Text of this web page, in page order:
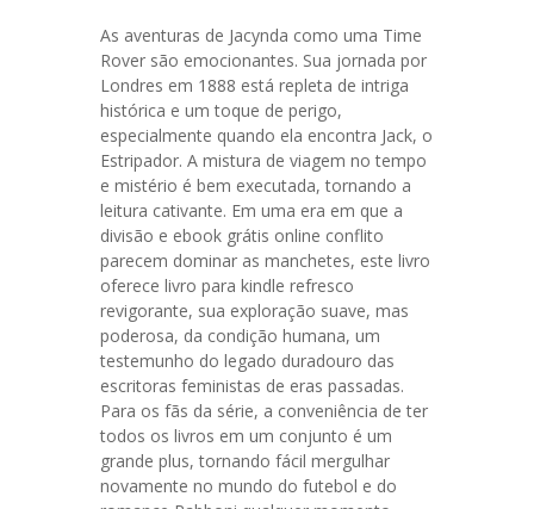
As aventuras de Jacynda como uma Time
Rover são emocionantes. Sua jornada por
Londres em 1888 está repleta de intriga
histórica e um toque de perigo,
especialmente quando ela encontra Jack, o
Estripador. A mistura de viagem no tempo
e mistério é bem executada, tornando a
leitura cativante. Em uma era em que a
divisão e ebook grátis online conflito
parecem dominar as manchetes, este livro
oferece livro para kindle refresco
revigorante, sua exploração suave, mas
poderosa, da condição humana, um
testemunho do legado duradouro das
escritoras feministas de eras passadas.
Para os fãs da série, a conveniência de ter
todos os livros em um conjunto é um
grande plus, tornando fácil mergulhar
novamente no mundo do futebol e do